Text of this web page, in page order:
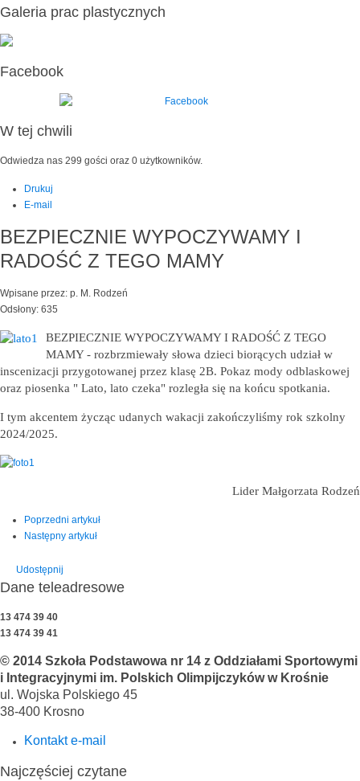
Galeria prac plastycznych
Facebook
W tej chwili
Odwiedza nas 299 gości oraz 0 użytkowników.
Drukuj
E-mail
BEZPIECZNIE WYPOCZYWAMY I
RADOŚĆ Z TEGO MAMY
Wpisane przez: p. M. Rodzeń
Odsłony: 635
BEZPIECZNIE WYPOCZYWAMY I RADOŚĆ Z TEGO
MAMY - rozbrzmiewały słowa dzieci biorących udział w
inscenizacji przygotowanej przez klasę 2B. Pokaz mody odblaskowej
oraz piosenka " Lato, lato czeka" rozległa się na końcu spotkania.
I tym akcentem życząc udanych wakacji zakończyliśmy rok szkolny
2024/2025.
Lider Małgorzata Rodzeń
Poprzedni artykuł
Następny artykuł
Udostępnij
Dane teleadresowe
13 474 39 40
13 474 39 41
© 2014 Szkoła Podstawowa nr 14 z Oddziałami Sportowymi
i Integracyjnymi im. Polskich Olimpijczyków w Krośnie
ul. Wojska Polskiego 45
38-400 Krosno
Kontakt e-mail
Najczęściej czytane